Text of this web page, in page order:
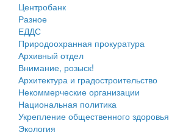
Городское поселение
Сельские поселения
Центробанк
Разное
ЕДДС
Природоохранная прокуратура
Архивный отдел
Внимание, розыск!
Архитектура и градостроительство
Некоммерческие организации
Национальная политика
Укрепление общественного здоровья
Экология